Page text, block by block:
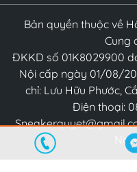
Bản quyền thuộc về
Cung
ĐKKD số 01K8029900
Nội cấp ngày 01/08/
chỉ: Lưu Hữu Phước,
Điện thoại: